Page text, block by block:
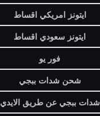
ايتونز امريكي اقساط
ايتونز سعودي اقساط
فور يو
شحن شدات ببجي
شدات ببجي عن طريق الايدي